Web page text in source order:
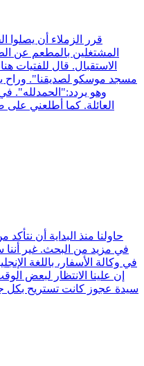
قرر الزملاء أن
المشتغلين بالمطعم عن
الاستقبال. قال للفتيات
مسجد موسكو لصديقنا". وراح
وهو يردد:"الحمدلله".
العائلة. كما أطلعني
حاولنا منذ البداية أن
في مزيد من البحث. غير
في وكالة الأسفار، باللغة
إن علينا الانتظار لبعض
سيدة عجوز كانت تستريح